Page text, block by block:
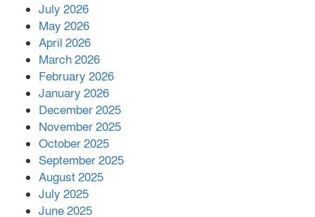
পর ফোন তারেক রহমানের,গ্যাস সঙ্কট
July 2026
May 2026
April 2026
March 2026
February 2026
January 2026
December 2025
November 2025
October 2025
September 2025
August 2025
July 2025
June 2025